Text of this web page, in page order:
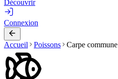
Découvrir
Connexion
Accueil Poissons Carpe commune